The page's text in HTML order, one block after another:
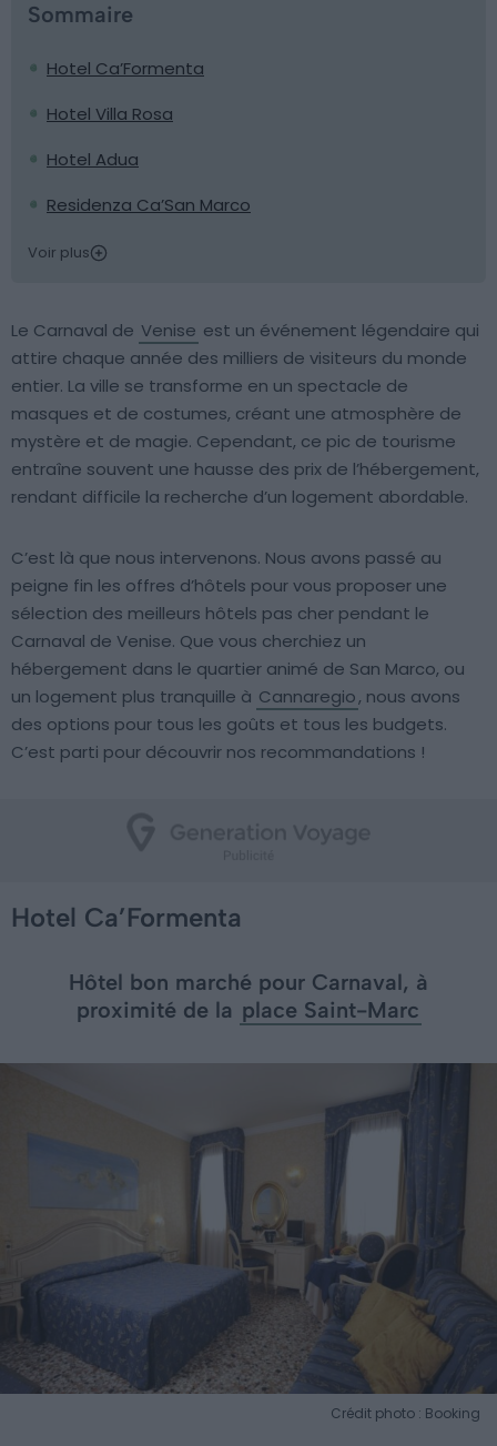
Sommaire
Hotel Ca’Formenta
Hotel Villa Rosa
Hotel Adua
Residenza Ca’San Marco
Voir plus
Le Carnaval de Venise est un événement légendaire qui
attire chaque année des milliers de visiteurs du monde
entier. La ville se transforme en un spectacle de
masques et de costumes, créant une atmosphère de
mystère et de magie. Cependant, ce pic de tourisme
entraîne souvent une hausse des prix de l’hébergement,
rendant difficile la recherche d’un logement abordable.
C’est là que nous intervenons. Nous avons passé au
peigne fin les offres d’hôtels pour vous proposer une
sélection des meilleurs hôtels pas cher pendant le
Carnaval de Venise. Que vous cherchiez un
hébergement dans le quartier animé de San Marco, ou
un logement plus tranquille à Cannaregio, nous avons
des options pour tous les goûts et tous les budgets.
C’est parti pour découvrir nos recommandations !
Hotel Ca’Formenta
Hôtel bon marché pour Carnaval, à
proximité de la place Saint-Marc
Crédit photo : Booking